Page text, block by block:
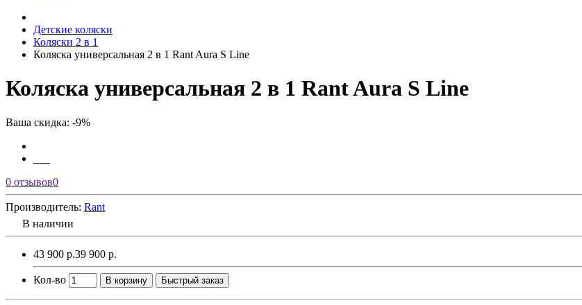
Детские коляски
Коляски 2 в 1
Коляска универсальная 2 в 1 Rant Aura S Line
Коляска универсальная 2 в 1 Rant Aura S Line
Ваша скидка: -9%
0 отзывов0
Производитель: Rant
В наличии
43 900 р.39 900 р.
Кол-во В корзину Быстрый заказ